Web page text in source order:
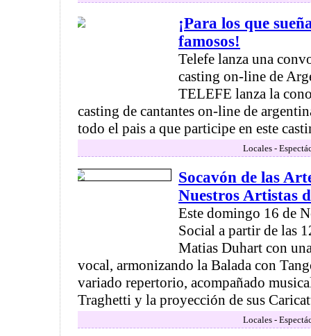
¡Para los que
famosos!
Telefe lanza una
casting on-line de
TELEFE lanza la
casting de cantantes on-line de
todo el pais a que participe en este
Locales -
Socavón de las
Nuestros Artistas
Este domingo 16 de
Social a partir de las
Matias Duhart con
vocal, armonizando la Balada con
variado repertorio, acompañado
Traghetti y la proyección de sus
Locales -